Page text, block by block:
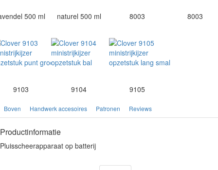
500 ml naturel 500 ml 8003 8003
9103 9104 9105
Boven Handwerk accesoires Patronen Reviews
Productinformatie
Pluisscheerapparaat op batterij